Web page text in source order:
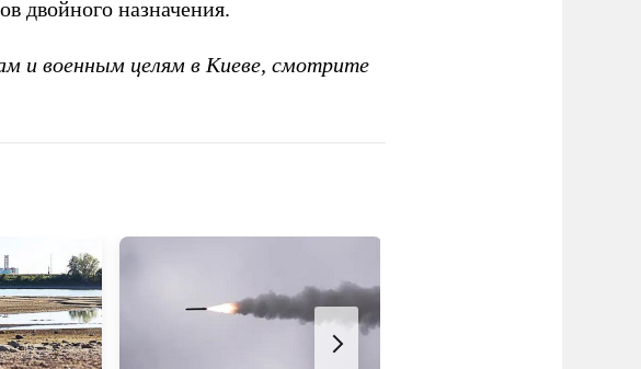
двойного назначения.
и военным целям в Киеве, смотрите